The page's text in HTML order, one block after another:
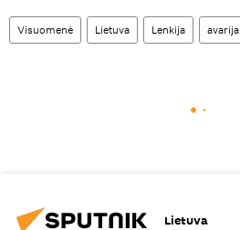
Visuomenė Lietuva Lenkija avarija
Lietuva